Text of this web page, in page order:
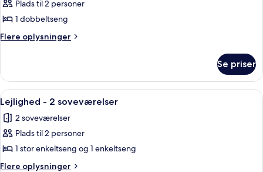
Basic-
studiolejlighed
Plads til 2 personer
1 dobbeltseng
Flere oplysninger
Flere
studiolejlighed
Se priser
Indlæs
alle
billeder
af
Lejlighed
-
Et hotelværelse med seng,
10
Lejlighed - 2 soveværelser
2 soveværelser
Plads til 2 personer
1 stor enkeltseng og 1 enkeltseng
Flere oplysninger
Flere